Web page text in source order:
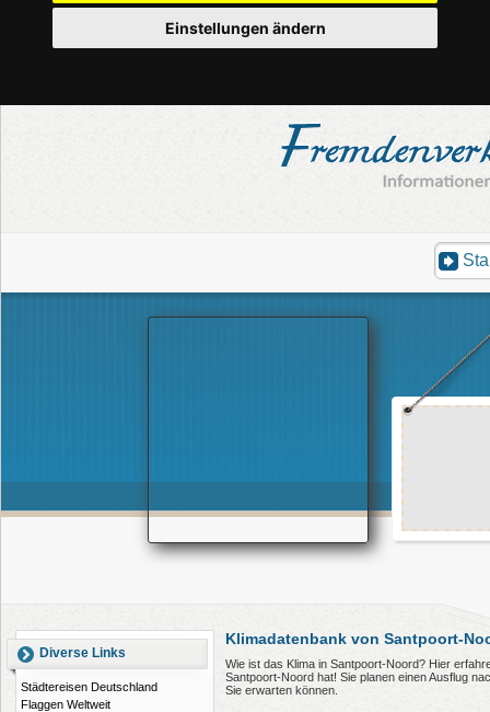
Einstellungen ändern
Diverse Links
Städtereisen Deutschland
Flaggen Weltweit
Klimadatenbank von Santpoort-
Wie ist das Klima in Santpoort-Noord? Hier
Santpoort-Noord hat! Sie planen einen Ausflug
Sie erwarten können.